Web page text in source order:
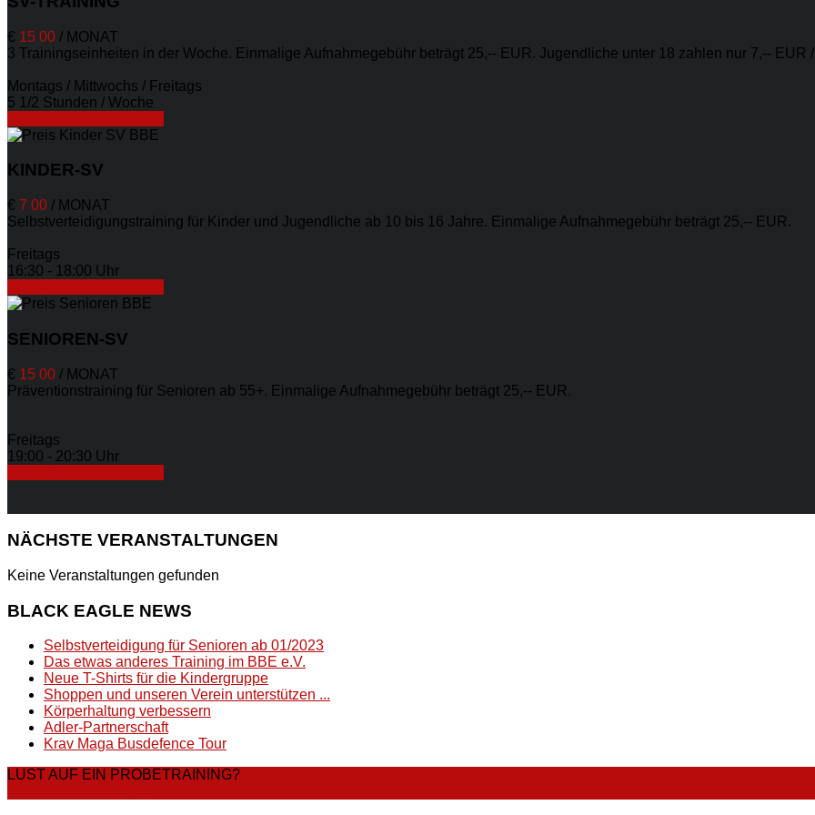
€ 15 00 / MONAT
3 Trainingseinheiten in der Woche. Einmalige Aufnahmegebühr beträgt 25,-- EUR. Jugendliche unter 18 zahlen nur 7,-- EUR
Montags / Mittwochs / Freitags
5 1/2 Stunden / Woche
KINDER-SV
€ 7 00 / MONAT
Selbstverteidigungstraining für Kinder und Jugendliche ab 10 bis 16 Jahre. Einmalige Aufnahmegebühr beträgt 25,-- EUR.
Freitags
16:30 - 18:00 Uhr
SENIOREN-SV
€ 15 00 / MONAT
Präventionstraining für Senioren ab 55+. Einmalige Aufnahmegebühr beträgt 25,-- EUR.
Freitags
19:00 - 20:30 Uhr
NÄCHSTE VERANSTALTUNGEN
Keine Veranstaltungen gefunden
BLACK EAGLE NEWS
Selbstverteidigung für Senioren ab 01/2023
Das etwas anderes Training im BBE e.V.
Neue T-Shirts für die Kindergruppe
Shoppen und unseren Verein unterstützen ...
Körperhaltung verbessern
Adler-Partnerschaft
Krav Maga Busdefence Tour
LUST AUF EIN PROBETRAINING?